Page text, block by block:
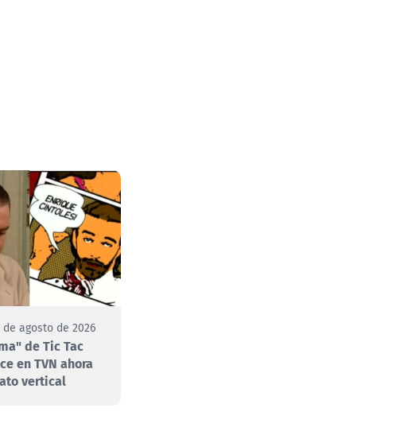
de agosto de 2026
de Tic Tac
en TVN ahora
vertical